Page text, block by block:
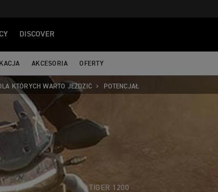
DISCOVER
AKCESORIA OFERTY
KTÓRYCH WARTO JEŹDZIĆ POTENCJAŁ
TIGER 1200